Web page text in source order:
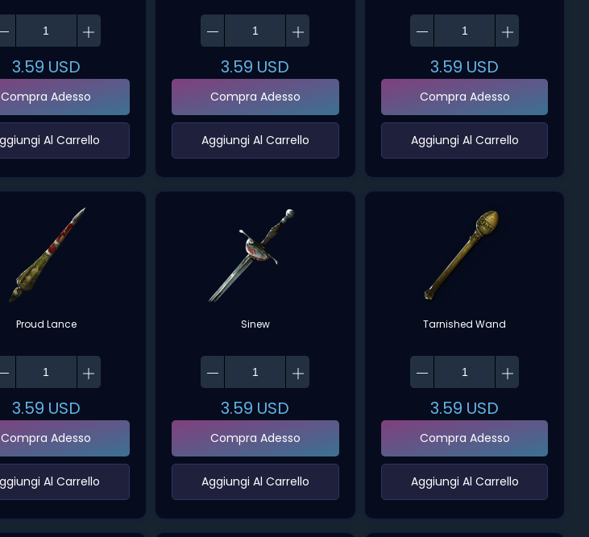
3.59 USD
Compra Adesso
Al Carrello‌
3.59 USD
Compra Adesso
‌Aggiungi Al Carrello‌
3.59 USD
Compra Adesso
‌Aggiungi Al Carrello‌
Proud Lance
3.59 USD
Compra Adesso
Al Carrello‌
Sinew
3.59 USD
Compra Adesso
‌Aggiungi Al Carrello‌
Tarnished Wand
3.59 USD
Compra Adesso
‌Aggiungi Al Carrello‌